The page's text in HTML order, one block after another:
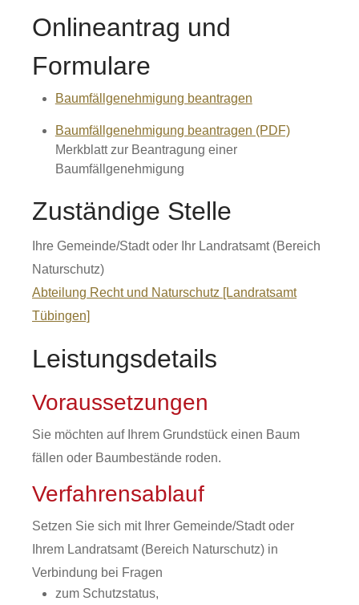
Onlineantrag und
Formulare
Baumfällgenehmigung beantragen
Baumfällgenehmigung beantragen (PDF)
Merkblatt zur Beantragung einer
Baumfällgenehmigung
Zuständige Stelle
Ihre Gemeinde/Stadt oder Ihr Landratsamt (Bereich
Naturschutz)
Abteilung Recht und Naturschutz [Landratsamt
Tübingen]
Leistungsdetails
Voraussetzungen
Sie möchten auf Ihrem Grundstück einen Baum
fällen oder Baumbestände roden.
Verfahrensablauf
Setzen Sie sich mit Ihrer Gemeinde/Stadt oder
Ihrem Landratsamt (Bereich Naturschutz) in
Verbindung bei Fragen
zum Schutzstatus,